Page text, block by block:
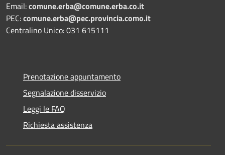
Email:comune.erba@comune.erba.co.it
PEC:comune.erba@pec.provincia.como.it
Centralino Unico: 031 615111
Prenotazione appuntamento
Segnalazione disservizio
Leggi le FAQ
Richiesta assistenza